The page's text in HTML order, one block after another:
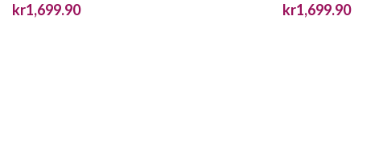
kr1,699.90 kr1,699.90